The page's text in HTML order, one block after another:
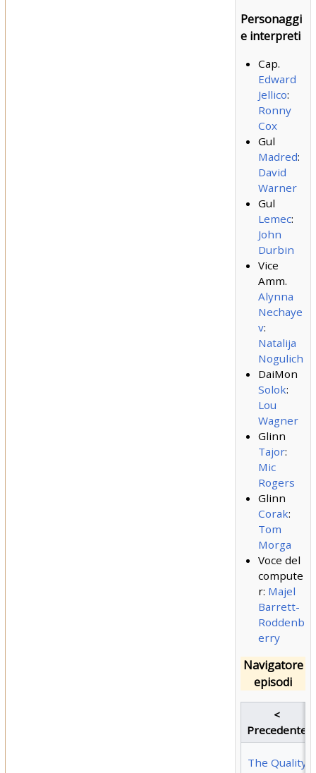
Personaggi
e interpreti
Cap.
Edward
Jellico:
Ronny
Cox
Gul
Madred:
David
Warner
Gul
Lemec:
John
Durbin
Vice
Amm.
Alynna
Nechaye
v:
Natalija
Nogulich
DaiMon
Solok:
Lou
Wagner
Glinn
Tajor:
Mic
Rogers
Glinn
Corak:
Tom
Morga
Voce del
compute
r: Majel
Barrett-
Roddenb
erry
Navigatore
episodi
<
Precedente
The Quality